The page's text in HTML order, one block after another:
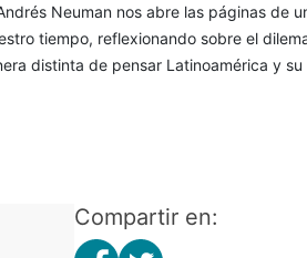
Neuman nos abre las páginas de
tiempo, reflexionando sobre el
distinta de pensar Latinoamérica y
Compartir en: